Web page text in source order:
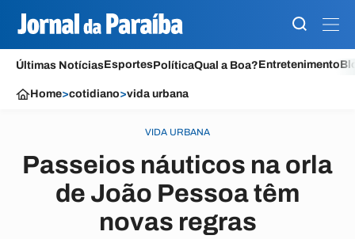
Últimas NotíciasEsportesPolíticaQual a Boa?Entretenimento
Home>cotidiano>vida urbana
VIDA URBANA
Passeios náuticos na orla
de João Pessoa têm
novas regras